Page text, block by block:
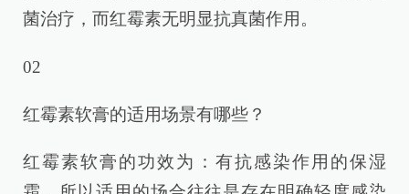
菌治疗，而红霉素无明显抗真菌作用。
02
红霉素软膏的适用场景有哪些？
红霉素软膏的功效为：有抗感染作用的保湿